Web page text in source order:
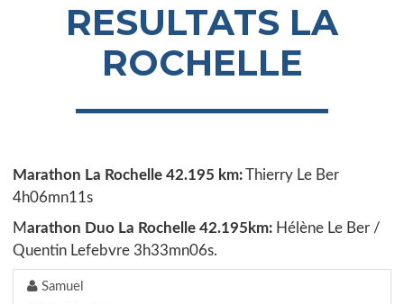
RESULTATS LA
ROCHELLE
Marathon La Rochelle 42.195 km:Thierry Le Ber
4h06mn11s
Marathon Duo La Rochelle 42.195km: Hélène Le Ber /
Quentin Lefebvre 3h33mn06s.
Samuel